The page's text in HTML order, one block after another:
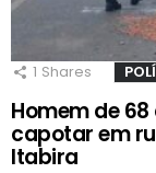
1 Shares
Homem de
capotar em
Itabira